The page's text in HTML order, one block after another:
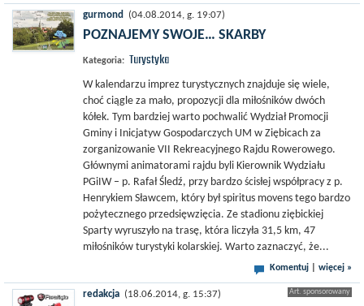
gurmond (04.08.2014, g. 19:07)
POZNAJEMY SWOJE… SKARBY
Kategoria: Turystyka
W kalendarzu imprez turystycznych znajduje się wiele,
choć ciągle za mało, propozycji dla miłośników dwóch
kółek. Tym bardziej warto pochwalić Wydział Promocji
Gminy i Inicjatyw Gospodarczych UM w Ziębicach za
zorganizowanie VII Rekreacyjnego Rajdu Rowerowego.
Głównymi animatorami rajdu byli Kierownik Wydziału
PGiIW – p. Rafał Śledź, przy bardzo ścisłej współpracy z p.
Henrykiem Sławcem, który był spiritus movens tego bardzo
pożytecznego przedsięwzięcia. Ze stadionu ziębickiej
Sparty wyruszyło na trasę, która liczyła 31,5 km, 47
miłośników turystyki kolarskiej. Warto zaznaczyć, że...
Komentuj więcej »
redakcja (18.06.2014, g. 15:37)